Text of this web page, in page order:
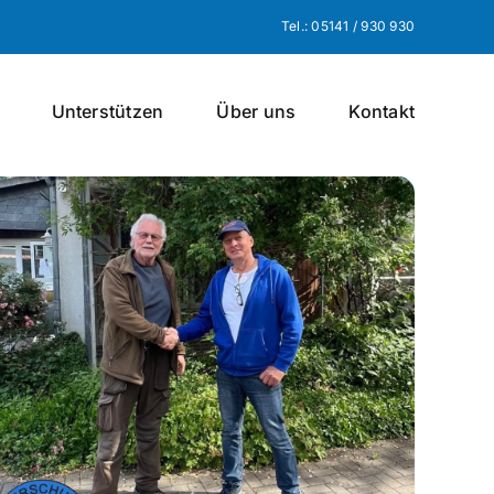
Tel.: 05141 / 930 930
Unterstützen Über uns Kontakt